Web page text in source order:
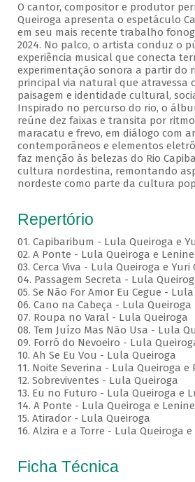
O cantor, compositor e produtor
Queiroga apresenta o espetáculo
em seu mais recente trabalho
2024. No palco, o artista conduz o
experiência musical que conecta
experimentação sonora a partir do
principal via natural que atravessa
paisagem e identidade cultural,
Inspirado no percurso do rio, o
reúne dez faixas e transita por
maracatu e frevo, em diálogo com
contemporâneos e elementos
faz menção às belezas do Rio
cultura nordestina, remontando
nordeste como parte da cultura
Repertório
01. Capibaribum - Lula Queiroga e
02. A Ponte - Lula Queiroga e Lenine
03. Cerca Viva - Lula Queiroga e Yuri
04. Passagem Secreta - Lula
05. Se Não For Amor Eu Cegue -
06. Cano na Cabeça - Lula Queiroga
07. Roupa no Varal - Lula Queiroga
08. Tem Juízo Mas Não Usa - Lula
09. Forró do Nevoeiro - Lula
10. Ah Se Eu Vou - Lula Queiroga
11. Noite Severina - Lula Queiroga e
12. Sobreviventes - Lula Queiroga
13. Eu no Futuro - Lula Queiroga e
14. A Ponte - Lula Queiroga e Lenine
15. Atirador - Lula Queiroga
16. Alzira e a Torre - Lula Queiroga
Ficha Técnica